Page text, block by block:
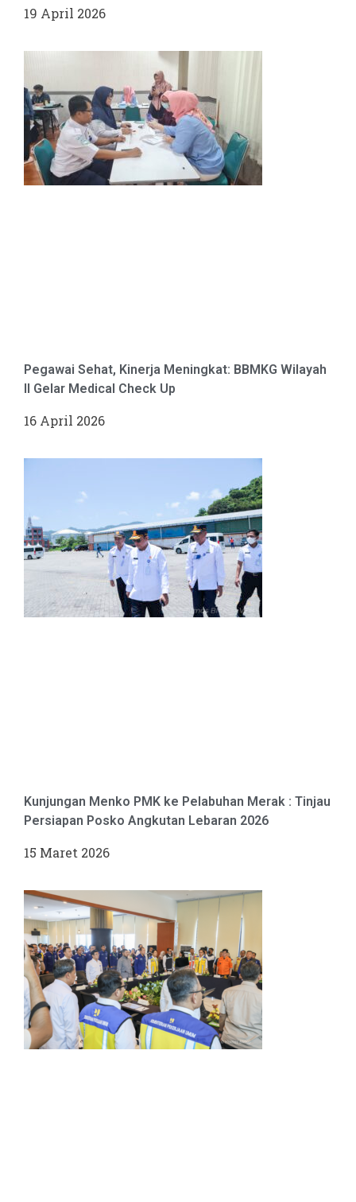
19 April 2026
Pegawai Sehat, Kinerja Meningkat: BBMKG Wilayah
II Gelar Medical Check Up
16 April 2026
Kunjungan Menko PMK ke Pelabuhan Merak : Tinjau
Persiapan Posko Angkutan Lebaran 2026
15 Maret 2026